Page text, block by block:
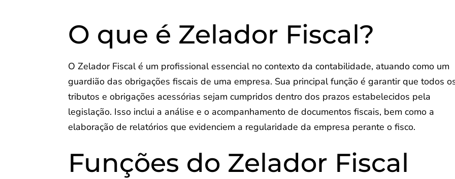
O que é Zelador Fiscal?
O Zelador Fiscal é um profissional essencial no contexto da contabilidade, atuando como um
guardião das obrigações fiscais de uma empresa. Sua principal função é garantir que todos
tributos e obrigações acessórias sejam cumpridos dentro dos prazos estabelecidos pela
legislação. Isso inclui a análise e o acompanhamento de documentos fiscais, bem como a
elaboração de relatórios que evidenciem a regularidade da empresa perante o fisco.
Funções do Zelador Fiscal